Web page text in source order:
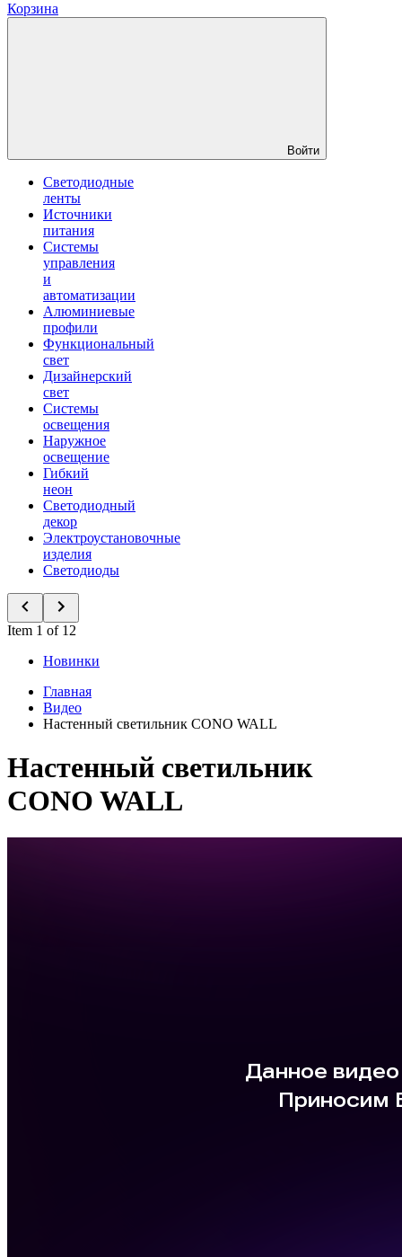
Корзина
Войти
Светодиодные
ленты
Источники
питания
Системы
управления
и
автоматизации
Алюминиевые
профили
Функциональный
свет
Дизайнерский
свет
Системы
освещения
Наружное
освещение
Гибкий
неон
Светодиодный
декор
Электроустановочные
изделия
Светодиоды
Item 1 of 12
Новинки
Главная
Видео
Настенный светильник CONO WALL
Настенный светильник
CONO WALL